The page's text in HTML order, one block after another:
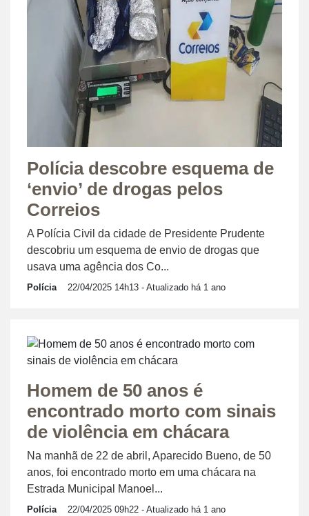
Polícia descobre esquema de
‘envio’ de drogas pelos
Correios
A Polícia Civil da cidade de Presidente Prudente
descobriu um esquema de envio de drogas que
usava uma agência dos Co...
Polícia 22/04/2025 14h13 - Atualizado há 1 ano
Homem de 50 anos é
encontrado morto com sinais
de violência em chácara
Na manhã de 22 de abril, Aparecido Bueno, de 50
anos, foi encontrado morto em uma chácara na
Estrada Municipal Manoel...
Polícia 22/04/2025 09h22 - Atualizado há 1 ano